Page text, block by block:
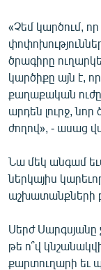
ՀԵՏԵՎԵՔ ՄԵԶ
«Չեմ կարծում, որ
ծրագիրը
կարծիքը այն է,
քաղաքական
արդեն լուրջ,
ժողով», - ասաց
Նա մեկ անգամ
ներկայիս
աշխատանքների
Սերժ
թե ո՞վ
քարտուղարի եւ